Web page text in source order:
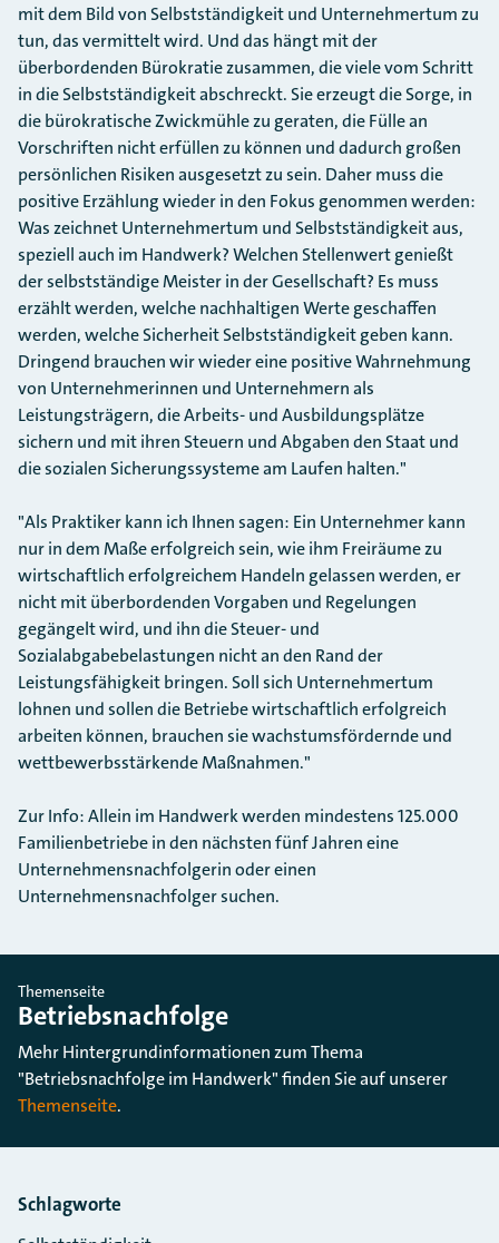
mit dem Bild von Selbstständigkeit und Unternehmertum zu
tun, das vermittelt wird. Und das hängt mit der
überbordenden Bürokratie zusammen, die viele vom Schritt
in die Selbstständigkeit abschreckt. Sie erzeugt die Sorge, in
die bürokratische Zwickmühle zu geraten, die Fülle an
Vorschriften nicht erfüllen zu können und dadurch großen
persönlichen Risiken ausgesetzt zu sein. Daher muss die
positive Erzählung wieder in den Fokus genommen werden:
Was zeichnet Unternehmertum und Selbstständigkeit aus,
speziell auch im Handwerk? Welchen Stellenwert genießt
der selbstständige Meister in der Gesellschaft? Es muss
erzählt werden, welche nachhaltigen Werte geschaffen
werden, welche Sicherheit Selbstständigkeit geben kann.
Dringend brauchen wir wieder eine positive Wahrnehmung
von Unternehmerinnen und Unternehmern als
Leistungsträgern, die Arbeits- und Ausbildungsplätze
sichern und mit ihren Steuern und Abgaben den Staat und
die sozialen Sicherungssysteme am Laufen halten."
"Als Praktiker kann ich Ihnen sagen: Ein Unternehmer kann
nur in dem Maße erfolgreich sein, wie ihm Freiräume zu
wirtschaftlich erfolgreichem Handeln gelassen werden, er
nicht mit überbordenden Vorgaben und Regelungen
gegängelt wird, und ihn die Steuer- und
Sozialabgabebelastungen nicht an den Rand der
Leistungsfähigkeit bringen. Soll sich Unternehmertum
lohnen und sollen die Betriebe wirtschaftlich erfolgreich
arbeiten können, brauchen sie wachstumsfördernde und
wettbewerbsstärkende Maßnahmen."
Zur Info: Allein im Handwerk werden mindestens 125.000
Familienbetriebe in den nächsten fünf Jahren eine
Unternehmensnachfolgerin oder einen
Unternehmensnachfolger suchen.
Themenseite
Betriebsnachfolge
Mehr Hintergrundinformationen zum Thema
"Betriebsnachfolge im Handwerk" finden Sie auf unserer
Themenseite.
Schlagworte